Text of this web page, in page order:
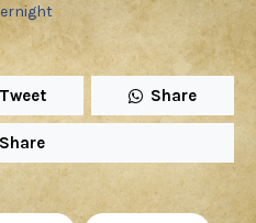
Tweet Share
Share